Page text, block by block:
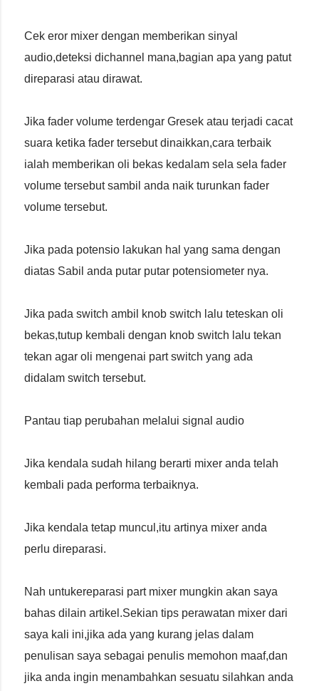
Cek eror mixer dengan memberikan sinyal
audio,deteksi dichannel mana,bagian apa yang patut
direparasi atau dirawat.
Jika fader volume terdengar Gresek atau terjadi cacat
suara ketika fader tersebut dinaikkan,cara terbaik
ialah memberikan oli bekas kedalam sela sela fader
volume tersebut sambil anda naik turunkan fader
volume tersebut.
Jika pada potensio lakukan hal yang sama dengan
diatas Sabil anda putar putar potensiometer nya.
Jika pada switch ambil knob switch lalu teteskan oli
bekas,tutup kembali dengan knob switch lalu tekan
tekan agar oli mengenai part switch yang ada
didalam switch tersebut.
Pantau tiap perubahan melalui signal audio
Jika kendala sudah hilang berarti mixer anda telah
kembali pada performa terbaiknya.
Jika kendala tetap muncul,itu artinya mixer anda
perlu direparasi.
Nah untukereparasi part mixer mungkin akan saya
bahas dilain artikel.Sekian tips perawatan mixer dari
saya kali ini,jika ada yang kurang jelas dalam
penulisan saya sebagai penulis memohon maaf,dan
jika anda ingin menambahkan sesuatu silahkan anda